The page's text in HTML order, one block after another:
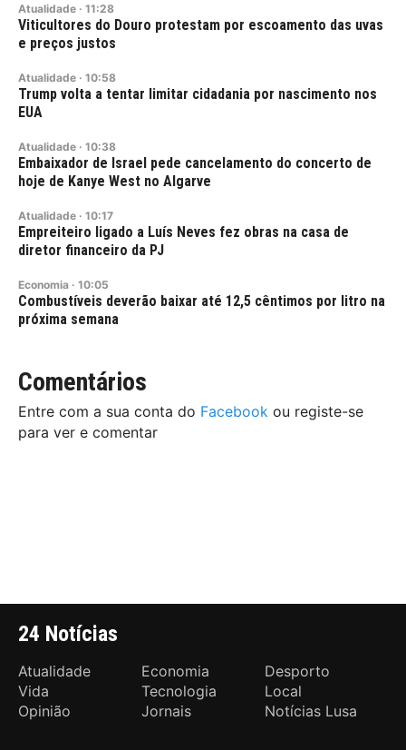
Atualidade · 11:28
Viticultores do Douro protestam por escoamento das uvas
e preços justos
Atualidade · 10:58
Trump volta a tentar limitar cidadania por nascimento nos
EUA
Atualidade · 10:38
Embaixador de Israel pede cancelamento do concerto de
hoje de Kanye West no Algarve
Atualidade · 10:17
Empreiteiro ligado a Luís Neves fez obras na casa de
diretor financeiro da PJ
Economia · 10:05
Combustíveis deverão baixar até 12,5 cêntimos por litro na
próxima semana
Comentários
Entre com a sua conta do Facebook ou registe-se
para ver e comentar
24 Notícias
Atualidade Economia
Desporto
Vida
Tecnologia
Local
Opinião
Jornais Notícias Lusa